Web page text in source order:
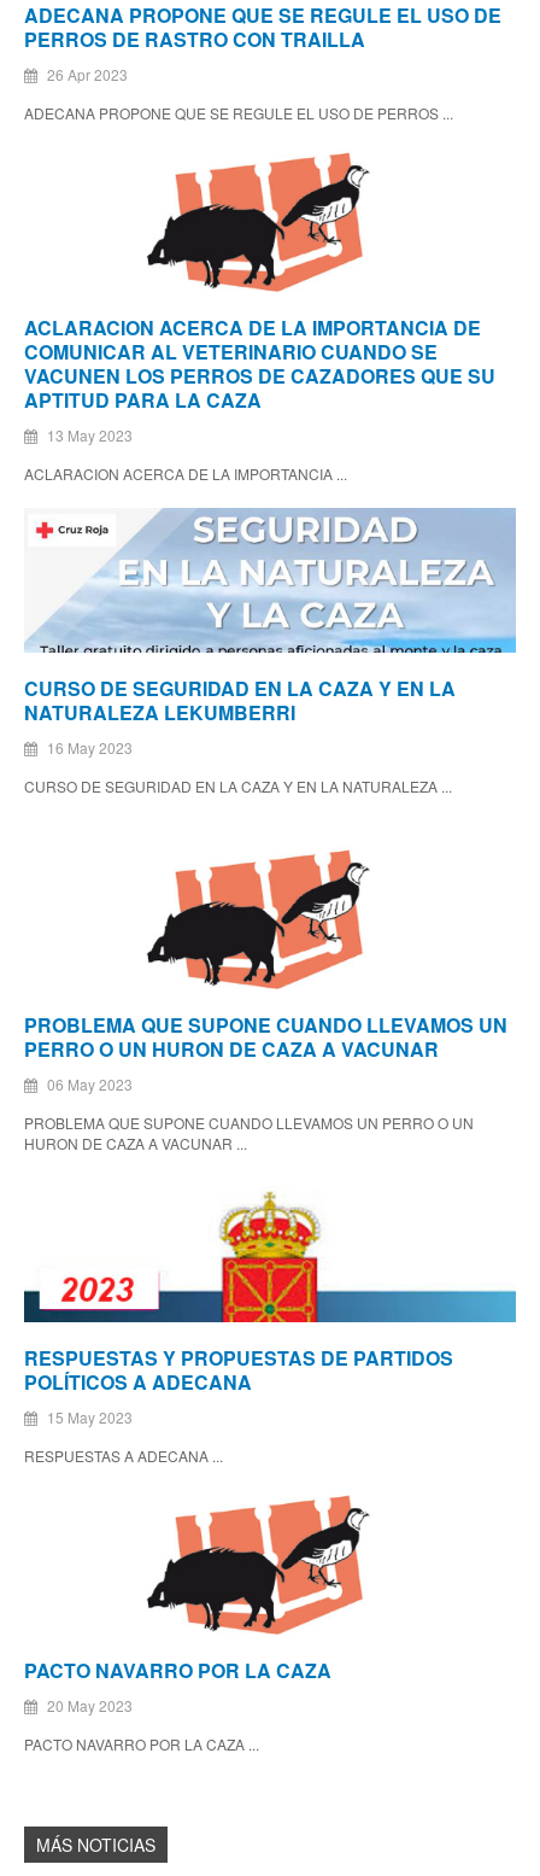
ADECANA PROPONE QUE SE REGULE EL USO DE
PERROS DE RASTRO CON TRAILLA
26 Apr 2023
ADECANA PROPONE QUE SE REGULE EL USO DE PERROS ...
ACLARACION ACERCA DE LA IMPORTANCIA DE
COMUNICAR AL VETERINARIO CUANDO SE
VACUNEN LOS PERROS DE CAZADORES QUE SU
APTITUD PARA LA CAZA
13 May 2023
ACLARACION ACERCA DE LA IMPORTANCIA ...
CURSO DE SEGURIDAD EN LA CAZA Y EN LA
NATURALEZA LEKUMBERRI
16 May 2023
CURSO DE SEGURIDAD EN LA CAZA Y EN LA NATURALEZA ...
PROBLEMA QUE SUPONE CUANDO LLEVAMOS UN
PERRO O UN HURON DE CAZA A VACUNAR
06 May 2023
PROBLEMA QUE SUPONE CUANDO LLEVAMOS UN PERRO O UN
HURON DE CAZA A VACUNAR ...
RESPUESTAS Y PROPUESTAS DE PARTIDOS
POLÍTICOS A ADECANA
15 May 2023
RESPUESTAS A ADECANA ...
PACTO NAVARRO POR LA CAZA
20 May 2023
PACTO NAVARRO POR LA CAZA ...